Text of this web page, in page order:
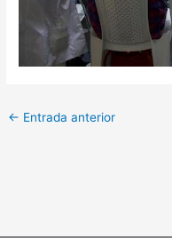
← Entrada anterior